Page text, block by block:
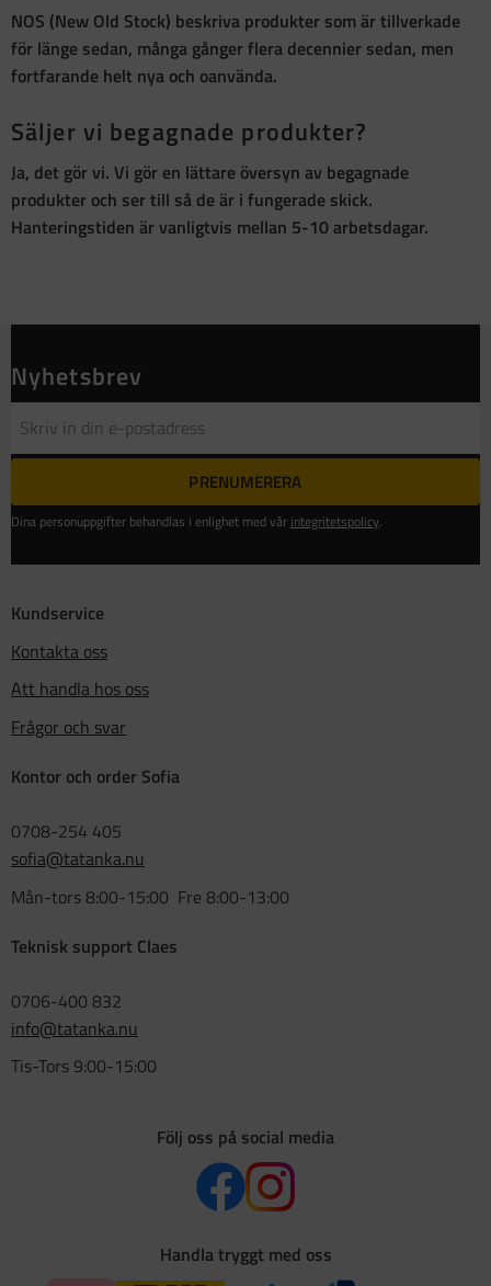
NOS (New Old Stock) beskriva produkter som ärtillverkade
för länge sedan, många gånger flera decennier sedan, men
fortfarande helt nya och oanvända.
Säljer vi begagnade produkter?
Ja, det gör vi. Vi gör en lättare översyn av begagnade
produkter och ser till så de är i fungerade skick.
Hanteringstiden är vanligtvis mellan 5-10 arbetsdagar.
Nyhetsbrev
PRENUMERERA
Dina personuppgifter behandlas i enlighet med vår integritetspolicy.
Kundservice
Kontakta oss
Att handla hos oss
Frågor och svar
Kontor och order Sofia
0708-254 405
sofia@tatanka.nu
Mån-tors 8:00-15:00 Fre 8:00-13:00
Teknisk support Claes
0706-400 832
info@tatanka.nu
Tis-Tors 9:00-15:00
Följ oss på social media
Handla tryggt med oss